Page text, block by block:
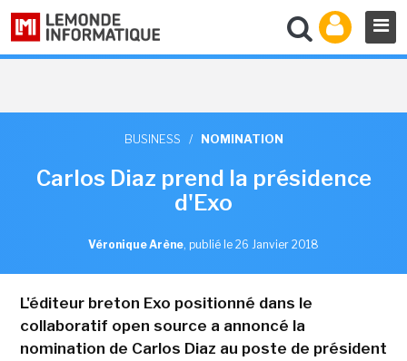
BUSINESS / NOMINATION
Carlos Diaz prend la présidence
d'Exo
Véronique Arène, publié le 26 Janvier 2018
L'éditeur breton Exo positionné dans le
collaboratif open source a annoncé la
nomination de Carlos Diaz au poste de président